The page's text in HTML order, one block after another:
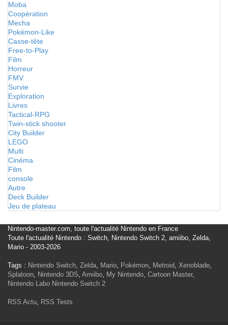
Moba
Coopération
Mecha
Pokémon-Like
Casse-tête
Free-to-Play
Film
Horreur
FMV
Survie
Exploration
Livres
Tactical-RPG
Twin-stick shooter
City Builder
LEGO
Multi
Cinéma
Film
console
Autre
Deck Builder
Jeu de plateau
Nintendo-master.com, toute l'actualité Nintendo en France
Toute l'actualité Nintendo : Switch, Nintendo Switch 2, amiibo, Zelda,
Mario - 2003-2026
Tags : Nintendo Switch, Zelda, Mario, Pokémon, Metroid, Xenoblade,
Splatoon, Nintendo 3DS, Amiibo, My Nintendo, Cartoon Master,
Nintendo Labo Nintendo Switch 2
RSS Actu, RSS Tests